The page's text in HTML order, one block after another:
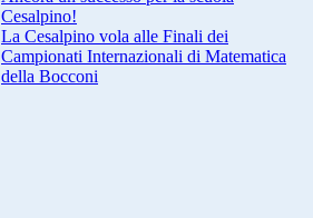
Cesalpino!
La Cesalpino vola alle Finali dei
Campionati Internazionali di Matematica
della Bocconi